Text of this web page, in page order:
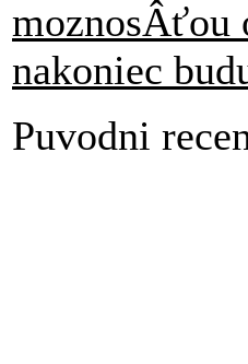
moznosÂťou
nakoniec
Puvodni